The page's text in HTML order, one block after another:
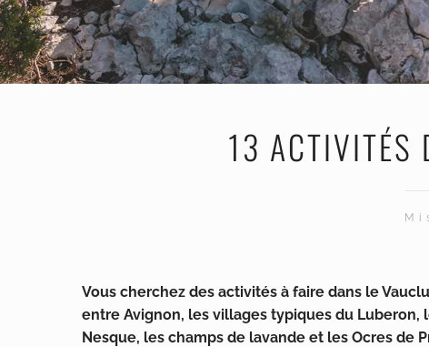
13 ACTIVITÉS
Vous cherchez des activités à faire dans le
entre Avignon, les villages typiques du
Nesque, les champs de lavande et les Ocres de